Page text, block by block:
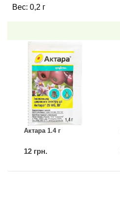
Вес: 0,2 г
Актара 1.4 г
12 грн.